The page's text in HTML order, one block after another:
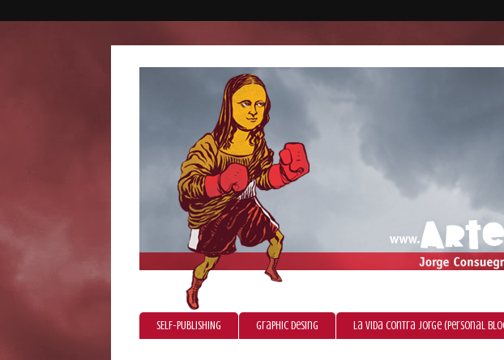
SELF-PUBLISHING graphic desing La vida contra Jorge (personal